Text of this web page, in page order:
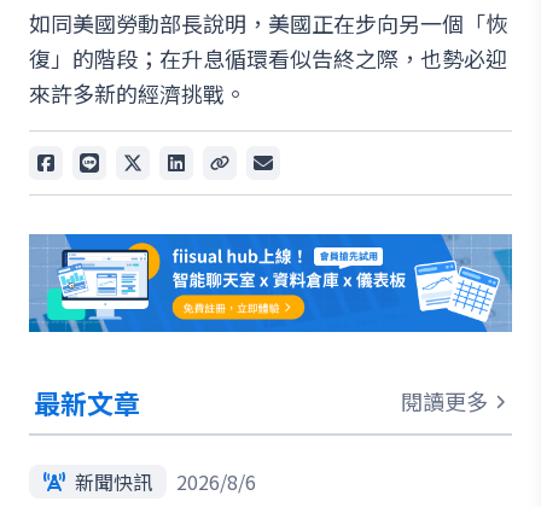
如同美國勞動部長說明，美國正在步向另一個「恢
復」的階段；在升息循環看似告終之際，也勢必迎
來許多新的經濟挑戰。
最新文章 閱讀更多
新聞快訊 2026/8/6